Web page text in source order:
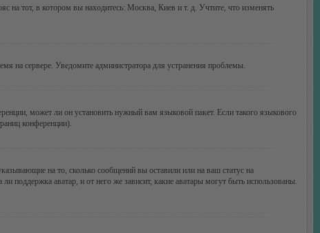
на тот, в котором вы находитесь: Москва, Киев и т. д. Учтите, что изменять
на сервере. Уведомите администратора для устранения проблемы.
может ли он установить нужный вам языковой пакет. Если такого языкового
конференции).
на то, сколько сообщений вы оставили или на ваш статус на
поддержка аватар, и от него же зависит, какие аватары могут быть использованы.